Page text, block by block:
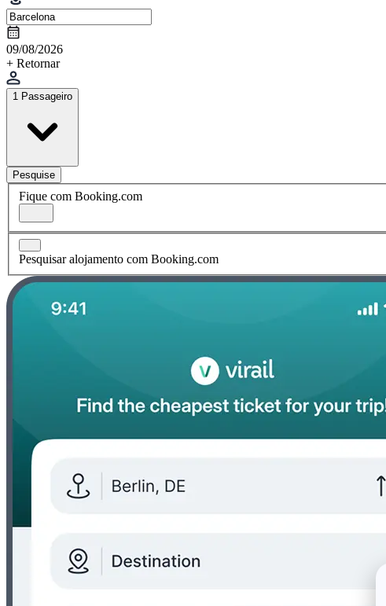
09/08/2026
+ Retornar
1 Passageiro
Pesquise
Fique com Booking.com
Pesquisar alojamento com Booking.com